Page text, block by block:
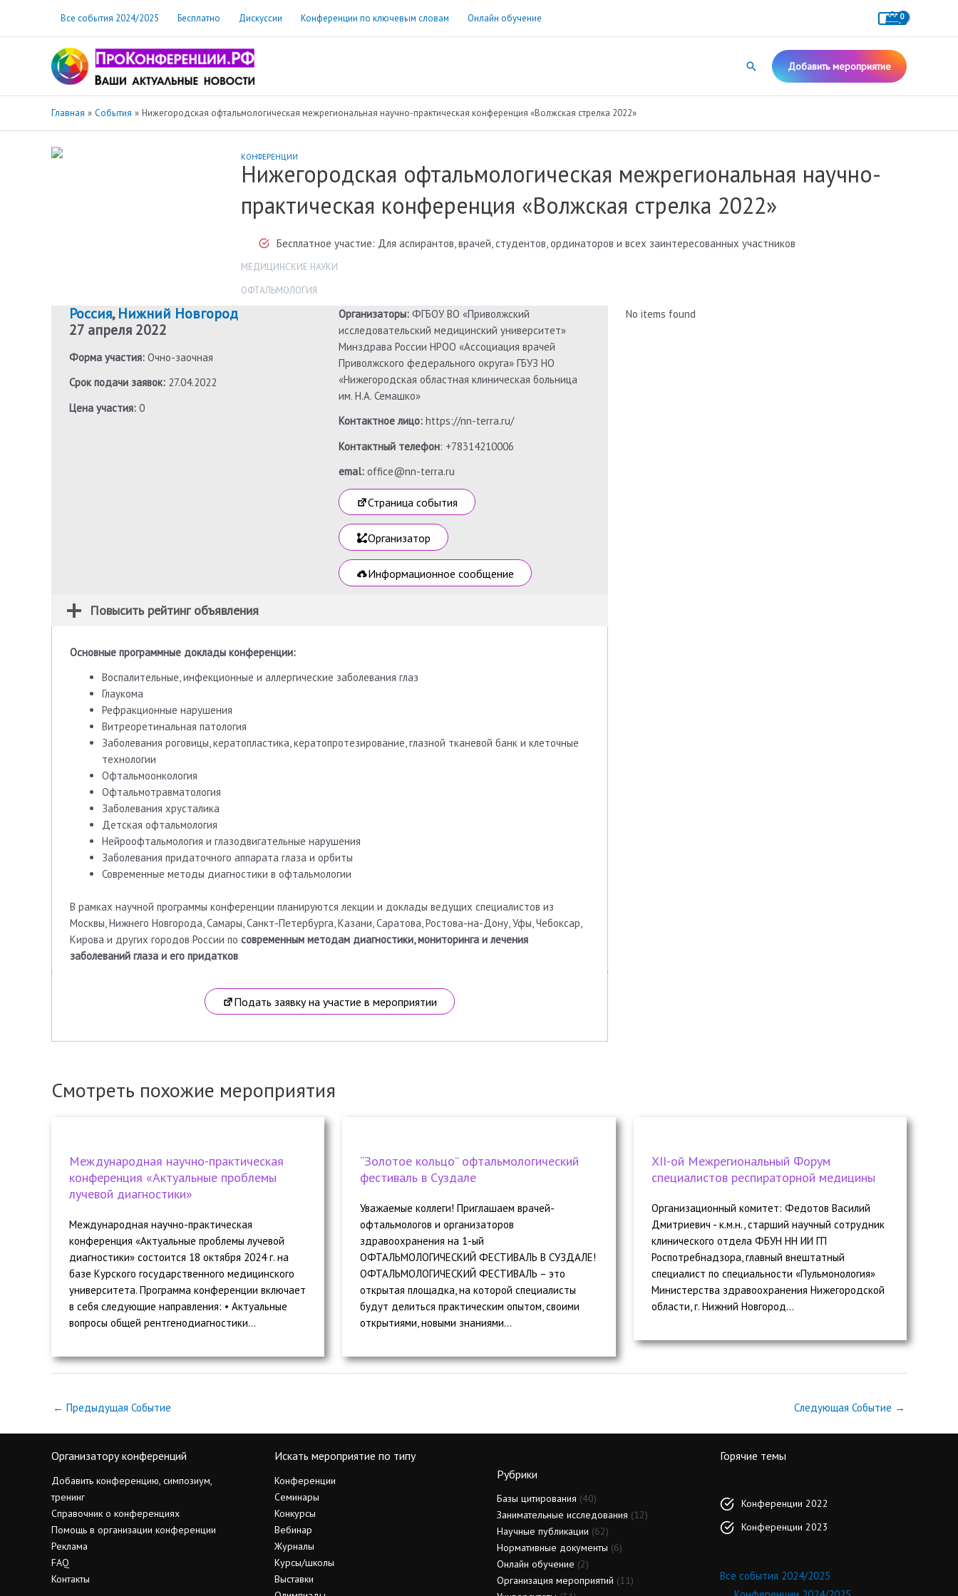
содержимому
Все события 2024/2025 Бесплатно Дискуссии Конференции по ключевым словам Онлайн обучение
Поиск Добавить мероприятие
Главная События Нижегородская офтальмологическая межрегиональная научно-практическая конференция «Волжская стрелка 2022»
КОНФЕРЕНЦИИ
Нижегородская офтальмологическая межрегиональная научно-
практическая конференция «Волжская стрелка 2022»
Бесплатное участие: Для аспирантов, врачей, студентов, ординаторов и всех заинтересованных участников
МЕДИЦИНСКИЕ НАУКИ
ОФТАЛЬМОЛОГИЯ
Россия,Нижний Новгород
27 апреля 2022
Форма участия: Очно-заочная
Срок подачи заявок: 27.04.2022
Цена участия: 0
Организаторы: ФГБОУ ВО «Приволжский
исследовательский медицинский университет»
Минздрава России НРОО «Ассоциация врачей
Приволжского федерального округа» ГБУЗ НО
«Нижегородская областная клиническая больница
им. Н.А. Семашко»
Контактное лицо: https://nn-terra.ru/
Контактный телефон: +78314210006
emal:office@nn-terra.ru
Страница события
Организатор
Информационное сообщение
Повысить рейтинг объявления
Основные программные доклады конференции:
Воспалительные, инфекционные и аллергические заболевания глаз
Глаукома
Рефракционные нарушения
Витреоретинальная патология
Заболевания роговицы, кератопластика, кератопротезирование, глазной тканевой банк и клеточные
технологии
Офтальмоонкология
Офтальмотравматология
Заболевания хрусталика
Детская офтальмология
Нейроофтальмология и глазодвигательные нарушения
Заболевания придаточного аппарата глаза и орбиты
Современные методы диагностики в офтальмологии
В рамках научной программы конференции планируются лекции и доклады ведущих специалистов из
Москвы, Нижнего Новгорода, Самары, Санкт-Петербурга, Казани, Саратова, Ростова-на-Дону, Уфы, Чебоксар,
Кирова и других городов России по современным методам диагностики, мониторинга и лечения
заболеваний глаза и его придатков
Подать заявку на участие в мероприятии
No items found
Смотреть похожие мероприятия
Международная научно-практическая
конференция «Актуальные проблемы
лучевой диагностики»
Международная научно-практическая
конференция «Актуальные проблемы лучевой
диагностики» состоится 18 октября 2024 г. на
базе Курского государственного медицинского
университета. Программа конференции включает
в себя следующие направления: • Актуальные
вопросы общей рентгенодиагностики...
“Золотое кольцо” офтальмологический
фестиваль в Суздале
Уважаемые коллеги! Приглашаем врачей-
офтальмологов и организаторов
здравоохранения на 1-ый
ОФТАЛЬМОЛОГИЧЕСКИЙ ФЕСТИВАЛЬ В СУЗДАЛЕ!
ОФТАЛЬМОЛОГИЧЕСКИЙ ФЕСТИВАЛЬ – это
открытая площадка, на которой специалисты
будут делиться практическим опытом, своими
открытиями, новыми знаниями...
ХII-ой Межрегиональный Форум
специалистов респираторной медицины
Организационный комитет: Федотов Василий
Дмитриевич - к.м.н., старший научный сотрудник
клинического отдела ФБУН НН ИИ ГП
Роспотребнадзора, главный внештатный
специалист по специальности «Пульмонология»
Министерства здравоохранения Нижегородской
области, г. Нижний Новгород...
← Предыдущая Событие Следующая Событие →
Организатору конференций
Добавить конференцию, симпозиум,
тренинг
Справочник о конференциях
Помощь в организации конференции
Реклама
FAQ
Контакты
Искать мероприятие по типу
Конференции
Семинары
Конкурсы
Вебинар
Журналы
Курсы/школы
Выставки
Рубрики
Базы цитирования (40)
Занимательные исследования (12)
Научные публикации (62)
Нормативные документы (6)
Онлайн обучение (2)
Организация мероприятий (11)
Горячие темы
Конференции 2022
Конференции 2023
Все события 2024/2025